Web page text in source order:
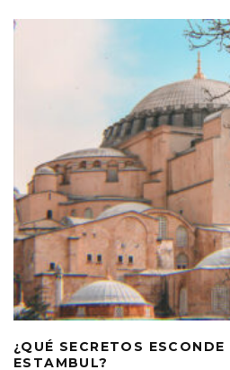
¿QUÉ SECRETOS
ESTAMBUL?